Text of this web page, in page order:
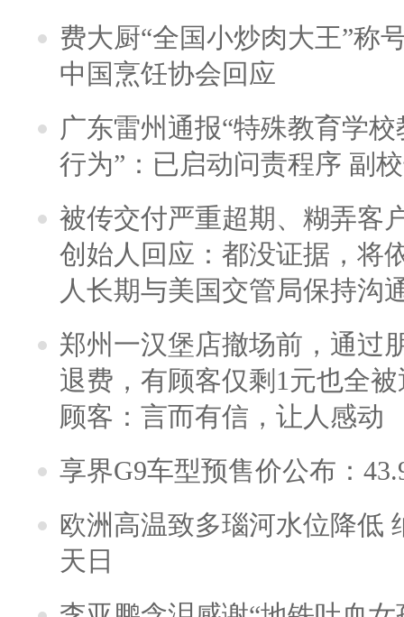
费大厨“全国小炒肉大王”称
中国烹饪协会回应
广东雷州通报“特殊教育学
行为”：已启动问责程序 副
被传交付严重超期、糊弄客
创始人回应：都没证据，将
人长期与美国交管局保持沟
郑州一汉堡店撤场前，通过
退费，有顾客仅剩1元也全
顾客：言而有信，让人感动
享界G9车型预售价公布：
欧洲高温致多瑙河水位降低
天日